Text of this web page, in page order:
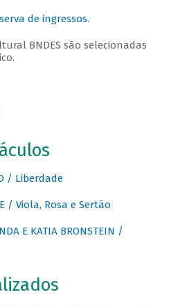
de ingressos.
BNDES são selecionadas
/ Liberdade
/ Viola, Rosa e Sertão
E KATIA BRONSTEIN /